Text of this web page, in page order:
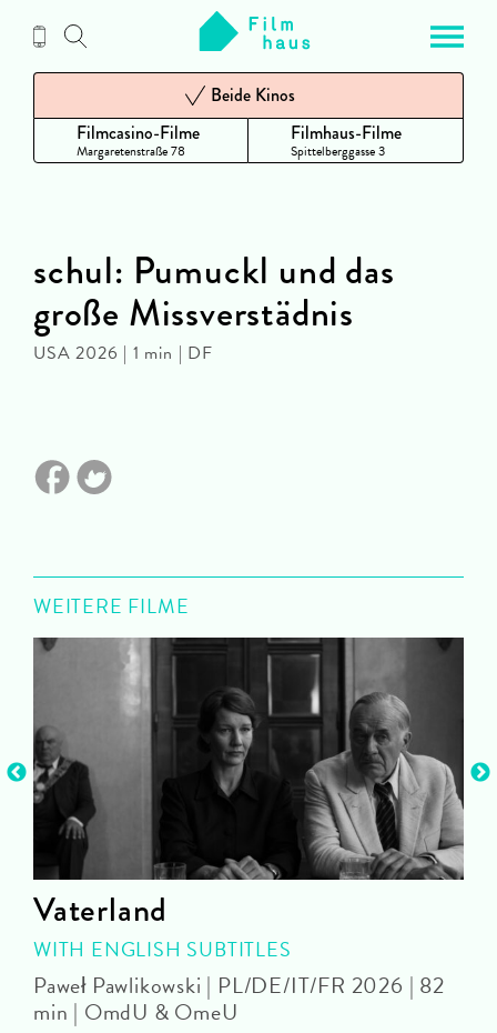
Inhalt
Filmcasino-Filme
Margaretenstraße 78
Beide Kinos
Filmhaus-Filme
Spittelberggasse 3
schul: Pumuckl und das
große Missverstädnis
USA 2026 | 1 min | DF
WEITERE FILME
Vaterland
WITH ENGLISH SUBTITLES
Paweł Pawlikowski | PL/DE/IT/FR 2026 | 82
min | OmdU & OmeU